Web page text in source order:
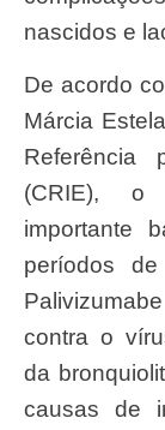
nascidos e
De acordo com a médica pediatra e sanitarista
Márcia
Referência
(CRIE), o
importante
períodos
contra o
da
causas de